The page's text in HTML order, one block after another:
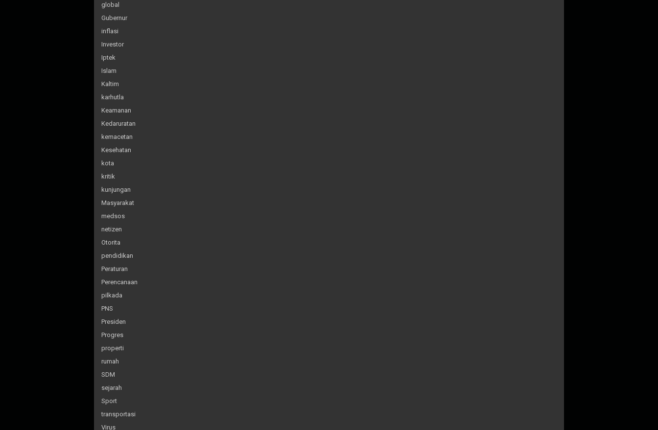
global
Gubernur
inflasi
Investor
Iptek
Islam
Kaltim
karhutla
Keamanan
Kedaruratan
kemacetan
Kesehatan
kota
kritik
kunjungan
Masyarakat
medsos
netizen
Otorita
pendidikan
Peraturan
Perencanaan
pilkada
PNS
Presiden
Progres
properti
rumah
SDM
sejarah
Sport
transportasi
Virus